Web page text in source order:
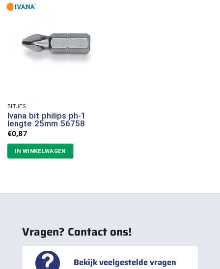
BITJES
Ivana bit philips ph-1
lengte 25mm 56758
€0,87
IN WINKELWAGEN
Vragen? Contact ons!
Bekijk veelgestelde vragen